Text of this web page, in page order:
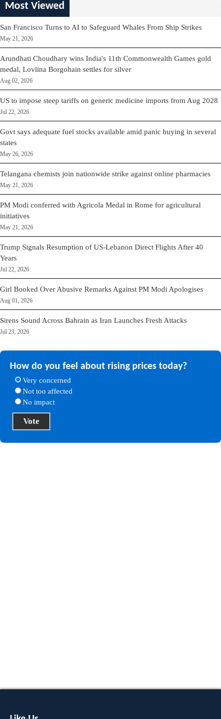
Most Viewed
San Francisco Turns to AI to Safeguard Whales From Ship Strikes
May 21, 2026
Arundhati Choudhary wins India's 11th Commonwealth Games gold
medal, Lovlina Borgohain settles for silver
Aug 02, 2026
US to impose steep tariffs on generic medicine imports from Aug 2028
Jul 22, 2026
Govt says adequate fuel stocks available amid panic buying in several
states
May 26, 2026
Telangana chemists join nationwide strike against online pharmacies
May 21, 2026
PM Modi conferred with Agricola Medal in Rome for agricultural
initiatives
May 21, 2026
Trump Signals Resumption of US-Lebanon Direct Flights After 40
Years
Jul 22, 2026
Girl Booked Over Abusive Remarks Against PM Modi Apologises
Aug 01, 2026
Sirens Sound Across Bahrain as Iran Launches Fresh Attacks
Jul 23, 2026
How do you feel about rising prices today?
Very concerned
Not too affected
No impact